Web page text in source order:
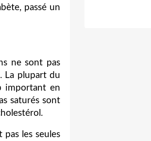
passé un
ne sont pas
La plupart du
important en
saturés sont
pas les seules